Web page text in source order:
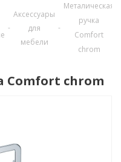
-
Аксессуары
для
мебели
-
Металическая
ручка
Comfort
chrom
Comfort chrom